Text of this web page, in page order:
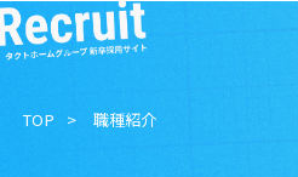
TOP 職種紹介